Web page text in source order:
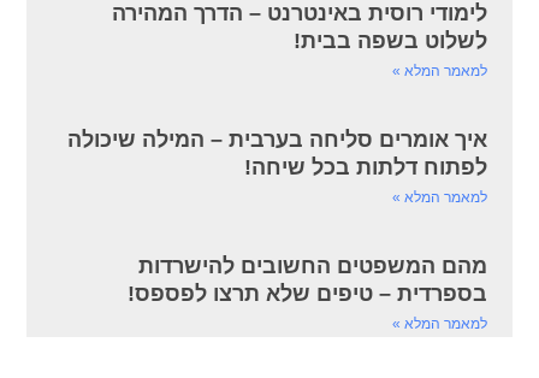
לימודי רוסית באינטרנט – הדרך המהירה
לשלוט בשפה בבית!
למאמר המלא »
איך אומרים סליחה בערבית – המילה שיכולה
לפתוח דלתות בכל שיחה!
למאמר המלא »
מהם המשפטים החשובים להישרדות
בספרדית – טיפים שלא תרצו לפספס!
למאמר המלא »